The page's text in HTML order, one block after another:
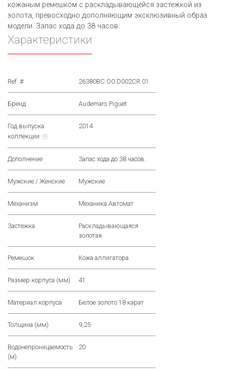
кожаным ремешком с раскладывающейся застежкой из
золота, превосходно дополняющим эксклюзивный образ
модели. Запас хода до 38 часов.
Характеристики
Ref. # 26380BC.OO.D002CR.01
Бренд Audemars Piguet
Год выпуска
коллекции
?
2014
Дополнение Запас хода до 38 часов.
Мужские / Женские Мужские
Механизм Механика Автомат
Застежка
Раскладывающаяся
золотая
Ремешок Кожа аллигатора
Размер корпуса (мм) 41
Материал корпуса Белое золото 18 карат
Толщина (мм) 9,25
Водонепроницаемость
(м)
20